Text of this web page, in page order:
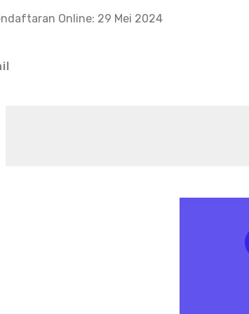
Online: 29 Mei 2024